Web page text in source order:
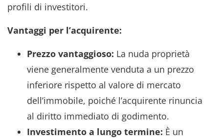
profili di investitori.
Vantaggi per l’acquirente:
Prezzo vantaggioso: La nuda proprietà
viene generalmente venduta a un prezzo
inferiore rispetto al valore di mercato
dell’immobile, poiché l’acquirente rinuncia
al diritto immediato di godimento.
Investimento a lungo termine: È un